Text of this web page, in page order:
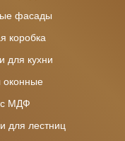
фасады
коробка
для кухни
оконные
МДФ
для лестниц